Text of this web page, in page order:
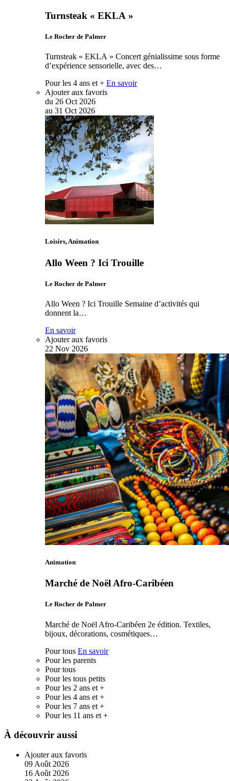
Turnsteak « EKLA »
Le Rocher de Palmer
Turnsteak « EKLA » Concert génialissime sous forme
d’expérience sensorielle, avec des…
Pour les 4 ans et + En savoir
Ajouter aux favoris
du 26 Oct 2026
au 31 Oct 2026
Loisirs, Animation
Allo Ween ? Ici Trouille
Le Rocher de Palmer
Allo Ween ? Ici Trouille Semaine d’activités qui
donnent la…
En savoir
Ajouter aux favoris
22 Nov 2026
Animation
Marché de Noël Afro-Caribéen
Le Rocher de Palmer
Marché de Noël Afro-Caribéen 2e édition. Textiles,
bijoux, décorations, cosmétiques…
Pour tous En savoir
Pour les parents
Pour tous
Pour les tous petits
Pour les 2 ans et +
Pour les 4 ans et +
Pour les 7 ans et +
Pour les 11 ans et +
À découvrir aussi
Ajouter aux favoris
09 Août 2026
16 Août 2026